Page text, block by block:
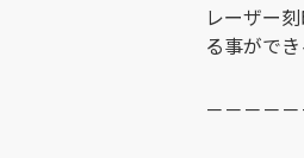
レーザー
る事ができ
－－－－